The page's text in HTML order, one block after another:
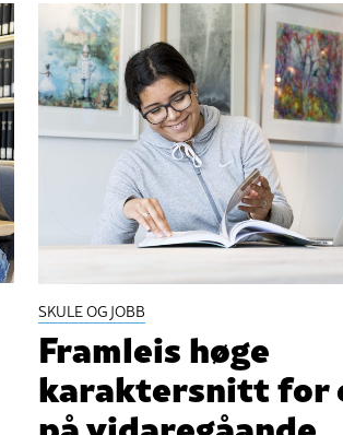
SKULE OG JOBB
Framleis høge
karaktersnitt for